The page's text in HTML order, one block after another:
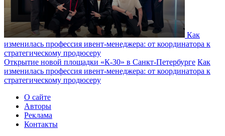
Как
изменилась профессия ивент-менеджера: от координатора к
стратегическому продюсеру
Открытие новой площадки «К-30» в Санкт-Петербурге Как
изменилась профессия ивент-менеджера: от координатора к
стратегическому продюсеру
О сайте
Авторы
Реклама
Контакты